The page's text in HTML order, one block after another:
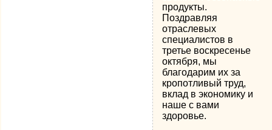
продукты.
Поздравляя
отраслевых
специалистов в
третье воскресенье
октября, мы
благодарим их за
кропотливый труд,
вклад в экономику и
наше с вами
здоровье.